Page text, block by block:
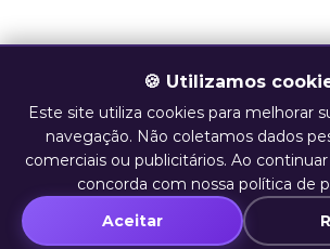
🍪 Utilizamos
Este site utiliza cookies para melhorar
navegação. Não coletamos dados
comerciais ou publicitários. Ao
concorda com nossa política de
Aceitar